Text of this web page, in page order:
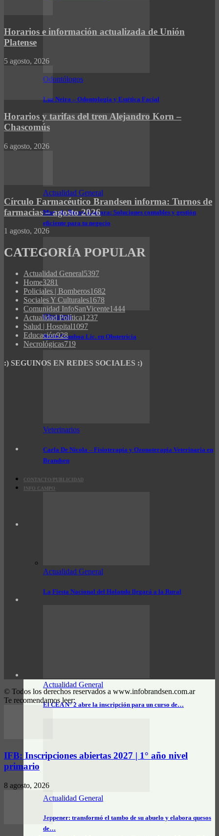
Odontólogos
Luz Neira – Odontología y Estética Facial
Actualidad General
Marcelo Bravo Zamora: Soluciones contables y gestión
eficiente para tu negocio
Obstetras
Belén Gamboa Lic. en Obstetricia
Veterinarios
Carla De Nicola – Fisioterapia y Ozonoterapia Veterinaria en
Brandsen
CONTACTO/PUBLICIDAD
INFO CAMPO
Actualidad General
La Fiesta Nacional del Holando llegará a la Rural
Actualidad General
El CEA N° 2 abre la inscripción para un curso de…
Actualidad General
Jeppener: transformó el tambo de su abuelo y elabora quesos
de…
Horarios e información actualizada de Unión
Platense
5 agosto, 2026
Horarios y tarifas del tren Alejandro Korn –
Chascomús
6 agosto, 2026
Círculo Farmacéutico Brandsen informa: Turnos de
farmacias – agosto 2026
1 agosto, 2026
CATEGORÍA POPULAR
Actualidad General5397
Home3281
Policiales | Bomberos1682
Sociales Y Culturales1678
Comunidad InfoSanVicente1444
Actualidad Política1237
Salud | Hospital1097
Educación928
Necrológicas719
:) SEGUINOS EN REDES SOCIALES :)
© Todos los derechos reservados a www.infobrandsen.com.ar
Te recomendamos leer:
IFB: Inscripciones abiertas 2027 | 1° año nivel
primario
8 agosto, 2026